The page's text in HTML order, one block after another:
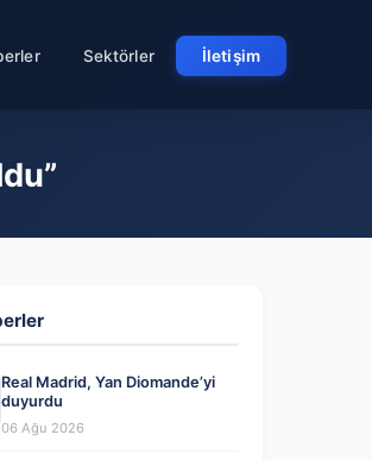
Sektörler İletişim
Real Madrid, Yan Diomande’yi
duyurdu
06 Ağu 2026